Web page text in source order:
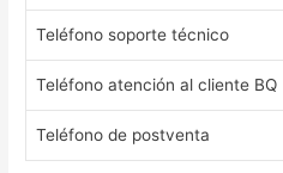
Teléfono soporte técnico
Teléfono atención al cliente BQ
Teléfono de postventa